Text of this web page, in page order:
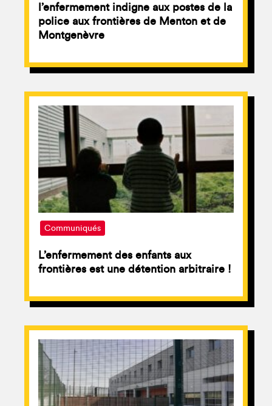
l’enfermement indigne aux postes de la
police aux frontières de Menton et de
Montgenèvre
Communiqués
L’enfermement des enfants aux
frontières est une détention arbitraire !